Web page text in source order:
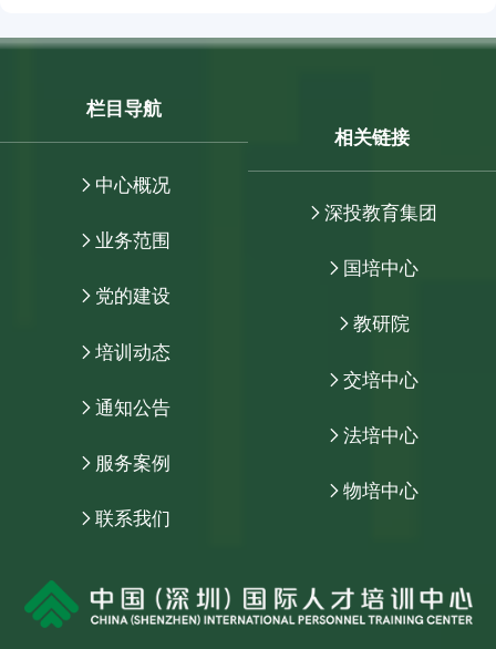
栏目导航
中心概况
业务范围
党的建设
培训动态
通知公告
服务案例
联系我们
相关链接
深投教育集团
国培中心
教研院
交培中心
法培中心
物培中心